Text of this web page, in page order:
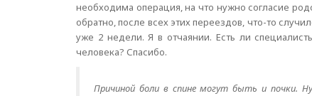
необходима операция, на что нужно согласие
обратно, после всех этих переездов, что-то
уже 2 недели. Я в отчаянии. Есть ли
человека? Спасибо.
Причиной боли в спине могут быть и почки.